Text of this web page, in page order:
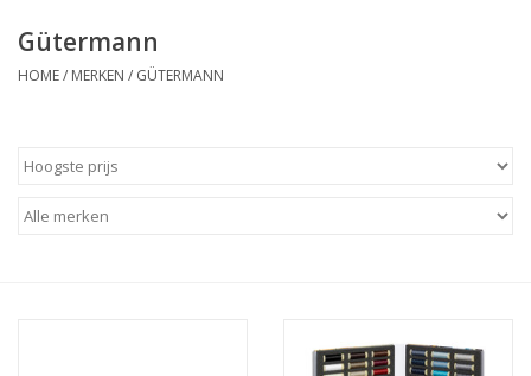
Paspoppen
Opbergsystemen
Gütermann
HOME/ MERKEN / GÜTERMANN